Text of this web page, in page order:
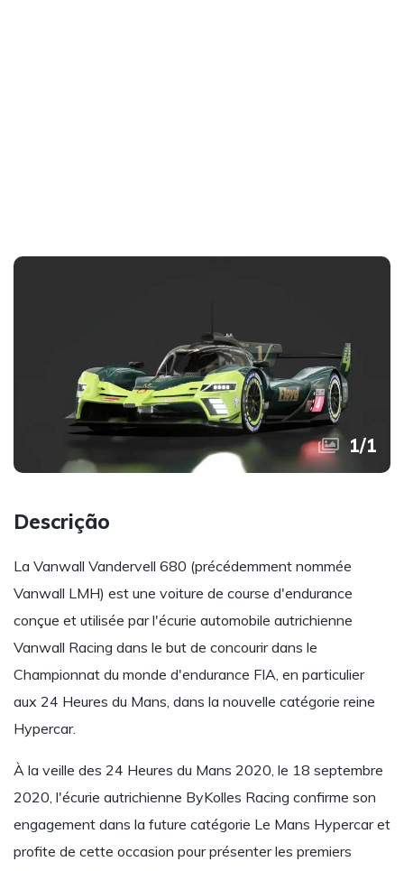
1/1
Descrição
La Vanwall Vandervell 680 (précédemment nommée
Vanwall LMH) est une voiture de course d'endurance
conçue et utilisée par l'écurie automobile autrichienne
Vanwall Racing dans le but de concourir dans le
Championnat du monde d'endurance FIA, en particulier
aux 24 Heures du Mans, dans la nouvelle catégorie reine
Hypercar.
À la veille des 24 Heures du Mans 2020, le 18 septembre
2020, l'écurie autrichienne ByKolles Racing confirme son
engagement dans la future catégorie Le Mans Hypercar et
profite de cette occasion pour présenter les premiers